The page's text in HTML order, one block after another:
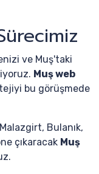
ve Muş'taki
Muş web
bu görüşmede
Malazgirt, Bulanık,
çıkaracak Muş